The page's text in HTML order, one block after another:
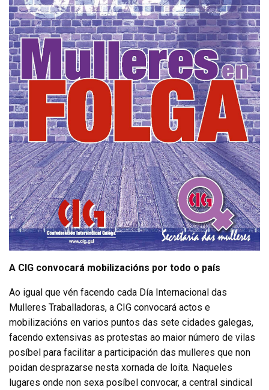
A CIG convocará mobilizacións por todo o país
Ao igual que vén facendo cada Día Internacional das
Mulleres Traballadoras, a CIG convocará actos e
mobilizacións en varios puntos das sete cidades galegas,
facendo extensivas as protestas ao maior número de vilas
posíbel para facilitar a participación das mulleres que non
poidan desprazarse nesta xornada de loita. Naqueles
lugares onde non sexa posíbel convocar, a central sindical